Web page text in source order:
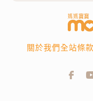
關於我們全站條款